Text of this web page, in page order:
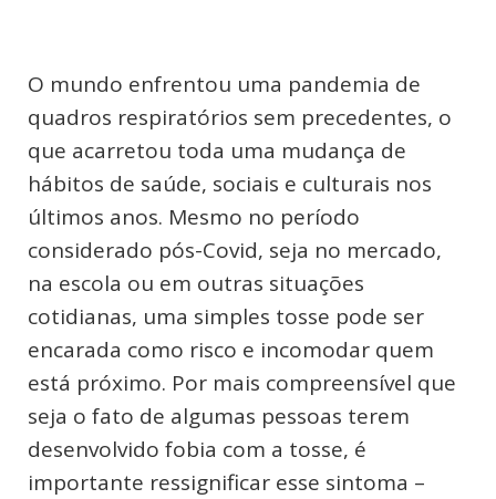
O mundo enfrentou uma pandemia de
quadros respiratórios sem precedentes, o
que acarretou toda uma mudança de
hábitos de saúde, sociais e culturais nos
últimos anos. Mesmo no período
considerado pós-Covid, seja no mercado,
na escola ou em outras situações
cotidianas, uma simples tosse pode ser
encarada como risco e incomodar quem
está próximo. Por mais compreensível que
seja o fato de algumas pessoas terem
desenvolvido fobia com a tosse, é
importante ressignificar esse sintoma –